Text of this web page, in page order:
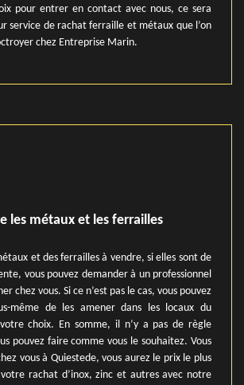
pour entrer en contact avec nous, ce sera
service de rachat ferraille et métaux que l’on
chez Entreprise Marin.
les métaux et les ferrailles
et des ferrailles à vendre, si elles sont de
vous pouvez demander à un professionnel
chez vous. Si ce n’est pas le cas, vous pouvez
même de les amener dans les locaux du
choix. En somme, il n’y a pas de règle
pouvez faire comme vous le souhaitez. Vous
vous à Quiestede, vous aurez le prix le plus
rachat d’inox, zinc et autres avec notre